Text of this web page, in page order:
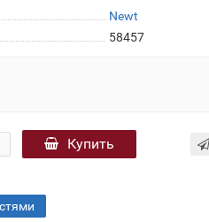
Newt
58457
Купить